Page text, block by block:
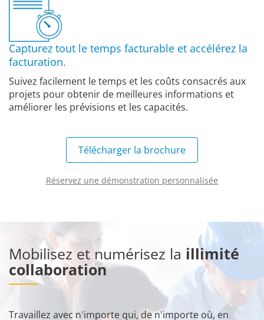
Capturez tout le temps facturable et accélérez la
facturation.
Suivez facilement le temps et les coûts consacrés aux
projets pour obtenir de meilleures informations et
améliorer les prévisions et les capacités.
Télécharger la brochure
Réservez une démonstration personnalisée
Mobilisez et numérisez la illimité
collaboration
Travaillez avec n'importe qui, de n'importe où, en